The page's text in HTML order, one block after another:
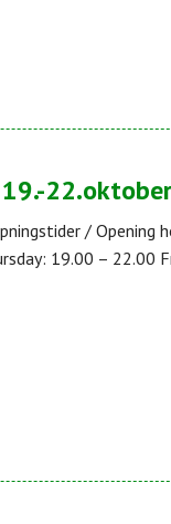
/ Opening
19.00 – 22.00